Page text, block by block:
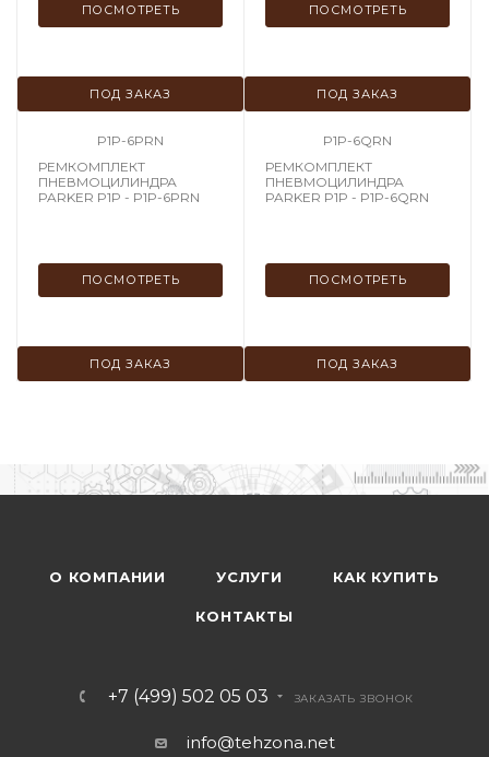
ПОСМОТРЕТЬ
ПОД ЗАКАЗ
ПОСМОТРЕТЬ
ПОД ЗАКАЗ
P1P-6PRN
РЕМКОМПЛЕКТ
ПНЕВМОЦИЛИНДРА
PARKER P1P - P1P-6PRN
ПОСМОТРЕТЬ
ПОД ЗАКАЗ
P1P-6QRN
РЕМКОМПЛЕКТ
ПНЕВМОЦИЛИНДРА
PARKER P1P - P1P-6QRN
ПОСМОТРЕТЬ
ПОД ЗАКАЗ
О КОМПАНИИ УСЛУГИ КАК КУПИТЬ
КОНТАКТЫ
+7 (499) 502 05 03 ЗАКАЗАТЬ ЗВОНОК
info@tehzona.net